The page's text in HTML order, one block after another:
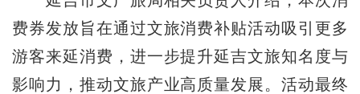
费券发放旨在通过文旅消费补贴活动吸引更多
游客来延消费，进一步提升延吉文旅知名度与
影响力，推动文旅产业高质量发展。活动最终